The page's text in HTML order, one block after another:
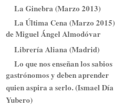
La Ginebra (Marzo 2013)
La Última Cena (Marzo 2015)
de Miguel Ángel Almodóvar
Librería Aliana (Madrid)
Lo que nos enseñan los sabios
gastrónomos y deben aprender
quien aspira a serlo. (Ismael Día
Yubero)